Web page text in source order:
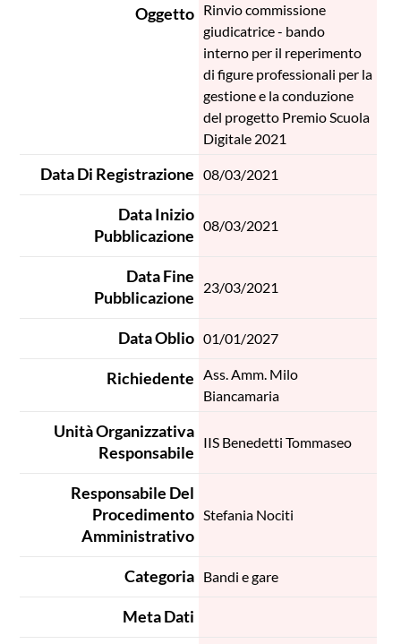
Oggetto Rinvio commissione
giudicatrice - bando
interno per il reperimento
di figure professionali per la
gestione e la conduzione
del progetto Premio Scuola
Digitale 2021
Data Di Registrazione 08/03/2021
Data Inizio
Pubblicazione
08/03/2021
Data Fine
Pubblicazione
23/03/2021
Data Oblio 01/01/2027
Richiedente
Ass. Amm. Milo
Biancamaria
Unità Organizzativa
Responsabile
IIS Benedetti Tommaseo
Responsabile Del
Procedimento
Amministrativo
Stefania Nociti
Categoria Bandi e gare
Meta Dati